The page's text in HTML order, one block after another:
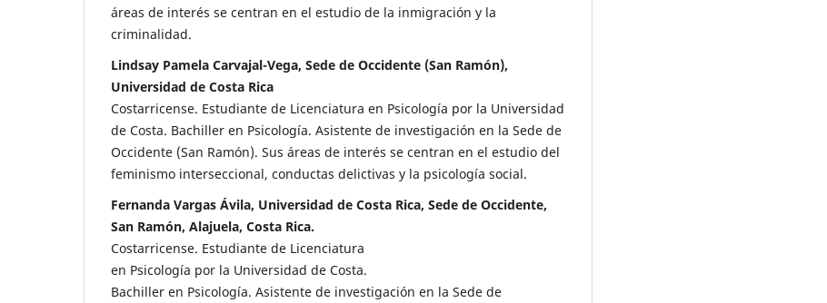
áreas de interés se centran en el estudio de la inmigración y la
criminalidad.
Lindsay Pamela Carvajal-Vega, Sede de Occidente (San Ramón),
Universidad de Costa Rica
Costarricense. Estudiante de Licenciatura en Psicología por la Universidad
de Costa. Bachiller en Psicología. Asistente de investigación en la Sede de
Occidente (San Ramón). Sus áreas de interés se centran en el estudio del
feminismo interseccional, conductas delictivas y la psicología social.
Fernanda Vargas Ávila, Universidad de Costa Rica, Sede de Occidente,
San Ramón, Alajuela, Costa Rica.
Costarricense. Estudiante de Licenciatura
en Psicología por la Universidad de Costa.
Bachiller en Psicología. Asistente de investigación en la Sede de